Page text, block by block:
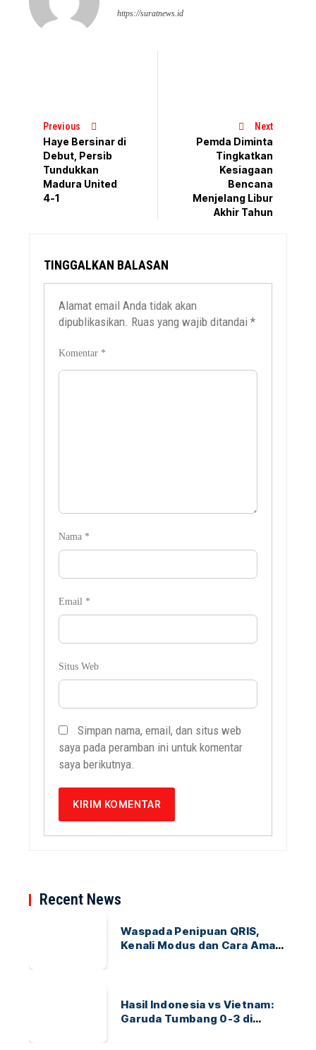
https://suratnews.id
Previous
Haye Bersinar di
Debut, Persib
Tundukkan
Madura United
4-1
Next
Pemda Diminta
Tingkatkan
Kesiagaan
Bencana
Menjelang Libur
Akhir Tahun
TINGGALKAN BALASAN
Alamat email Anda tidak akan
dipublikasikan. Ruas yang wajib ditandai*
Komentar *
Nama *
Email *
Situs Web
Simpan nama, email, dan situs web
saya pada peramban ini untuk komentar
saya berikutnya.
Recent News
Waspada Penipuan QRIS,
Kenali Modus dan Cara Aman
Hasil Indonesia vs Vietnam:
Garuda Tumbang 0-3 di